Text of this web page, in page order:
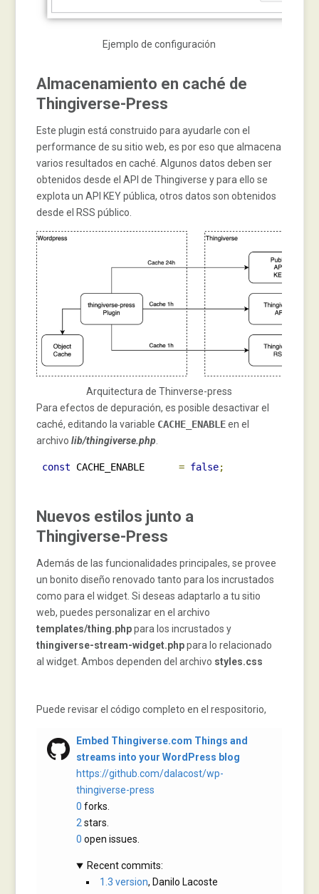
Ejemplo de configuración
Almacenamiento en caché de
Thingiverse-Press
Este plugin está construido para ayudarle con el
performance de su sitio web, es por eso que almacena
varios resultados en caché. Algunos datos deben ser
obtenidos desde el API de Thingiverse y para ello se
explota un API KEY pública, otros datos son obtenidos
desde el RSS público.
Arquitectura de Thinverse-press
Para efectos de depuración, es posible desactivar el
caché, editando la variable CACHE_ENABLEen el
archivolib/thingiverse.php.
const CACHE_ENABLE = false;
Nuevos estilos junto a
Thingiverse-Press
Además de las funcionalidades principales, se provee
un bonito diseño renovado tanto para los incrustados
como para el widget. Si deseas adaptarlo a tu sitio
web, puedes personalizar en el archivo
templates/thing.phppara los incrustados y
thingiverse-stream-widget.phppara lo relacionado
al widget. Ambos dependen del archivo styles.css
Puede revisar el código completo en el respositorio,
Embed Thingiverse.com Things and
streams into your WordPress blog
https://github.com/dalacost/wp-
thingiverse-press
0 forks.
2stars.
0 open issues.
Recent commits:
1.3 version, Danilo Lacoste